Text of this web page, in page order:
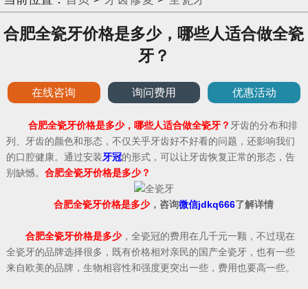
合肥全瓷牙价格是多少，哪些人适合做全瓷
牙？
在线咨询 询问费用 优惠活动
合肥全瓷牙价格是多少，哪些人适合做全瓷牙？ 牙齿的分布和排
列、牙齿的颜色和形态，不仅关乎牙齿好不好看的问题，还影响我们
的口腔健康。通过安装牙冠的形式，可以让牙齿恢复正常的形态，告
别缺憾。 合肥全瓷牙价格是多少？
合肥全瓷牙价格是多少，咨询微信jdkq666了解详情
合肥全瓷牙价格是多少，全瓷冠的费用在几千元一颗，不过现在
全瓷牙的品牌选择很多，既有价格相对亲民的国产全瓷牙，也有一些
来自欧美的品牌，生物相容性和强度更突出一些，费用也要高一些。